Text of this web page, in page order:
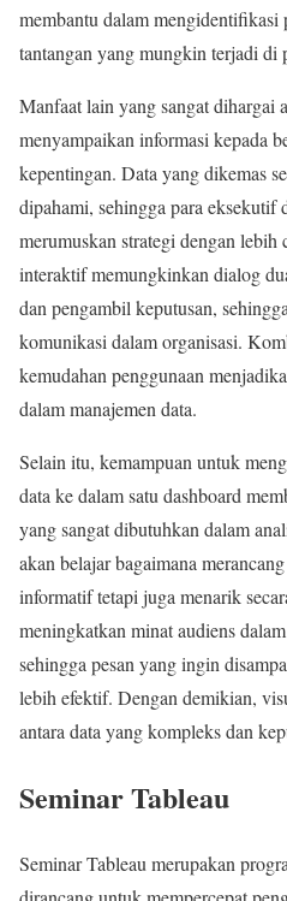
membantu dalam mengidentifikasi
tantangan yang mungkin terjadi di
Manfaat lain yang sangat dihargai
menyampaikan informasi kepada
kepentingan. Data yang dikemas
dipahami, sehingga para eksekutif
merumuskan strategi dengan lebih
interaktif memungkinkan dialog
dan pengambil keputusan,
komunikasi dalam organisasi.
kemudahan penggunaan
dalam manajemen data.
Selain itu, kemampuan untuk
data ke dalam satu dashboard
yang sangat dibutuhkan dalam
akan belajar bagaimana
informatif tetapi juga menarik
meningkatkan minat audiens
sehingga pesan yang ingin
lebih efektif. Dengan demikian,
antara data yang kompleks dan
Seminar Tableau
Seminar Tableau merupakan